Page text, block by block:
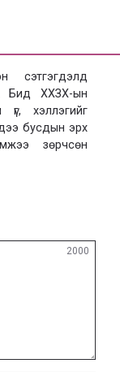
сэтгэгдэлд
Бид ХХЗХ-ын
хэллэгийг
бусдын эрх
зөрчсөн
2000